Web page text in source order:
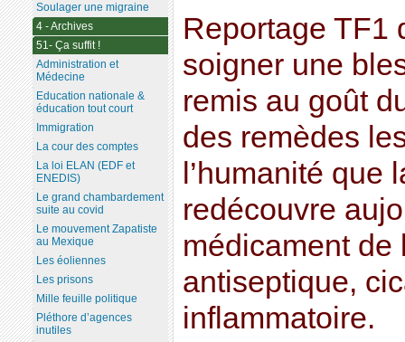
Reportage TF1
soigner une
remis au goût
des remèdes
l’humanité que
redécouvre
médicament de
antiseptique,
inflammatoire.
Soulager une migraine
4 - Archives
51- Ça suffit !
Administration et
Médecine
Education nationale &
éducation tout court
Immigration
La cour des comptes
La loi ELAN (EDF et
ENEDIS)
Le grand chambardement
suite au covid
Le mouvement Zapatiste
au Mexique
Les éoliennes
Les prisons
Mille feuille politique
Pléthore d’agences
inutiles